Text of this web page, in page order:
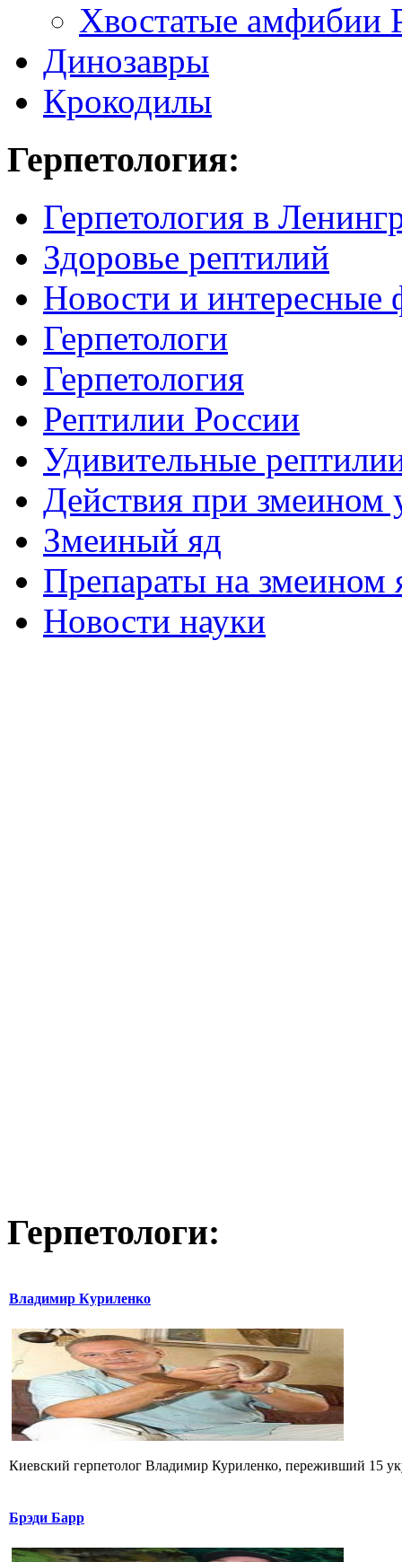
Хвостатые амфибии
Динозавры
Крокодилы
Герпетология:
Герпетология в
Здоровье рептилий
Новости и интересные
Герпетологи
Герпетология
Рептилии России
Удивительные
Действия при змеином
Змеиный яд
Препараты на змеином
Новости науки
Герпетологи:
Владимир Куриленко
Киевский герпетолог Владимир Куриленко, переживший 15
Брэди Барр